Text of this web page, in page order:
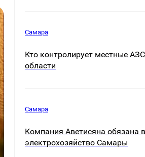
Самара
Кто контролирует местные
области
Самара
Компания Аветисяна обязана
электрохозяйство Самары